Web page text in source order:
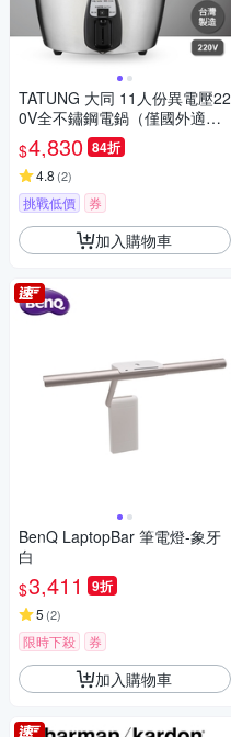
TATUNG 大同 11人份異電壓22
0V全不鏽鋼電鍋（僅國外適
用）(TAC-11T-MMV2)
$4,830 84折
4.8 (2)
挑戰低價 券
加入購物車
BenQ LaptopBar 筆電燈-象牙
白
$3,411 9折
5 (2)
限時下殺 券
加入購物車